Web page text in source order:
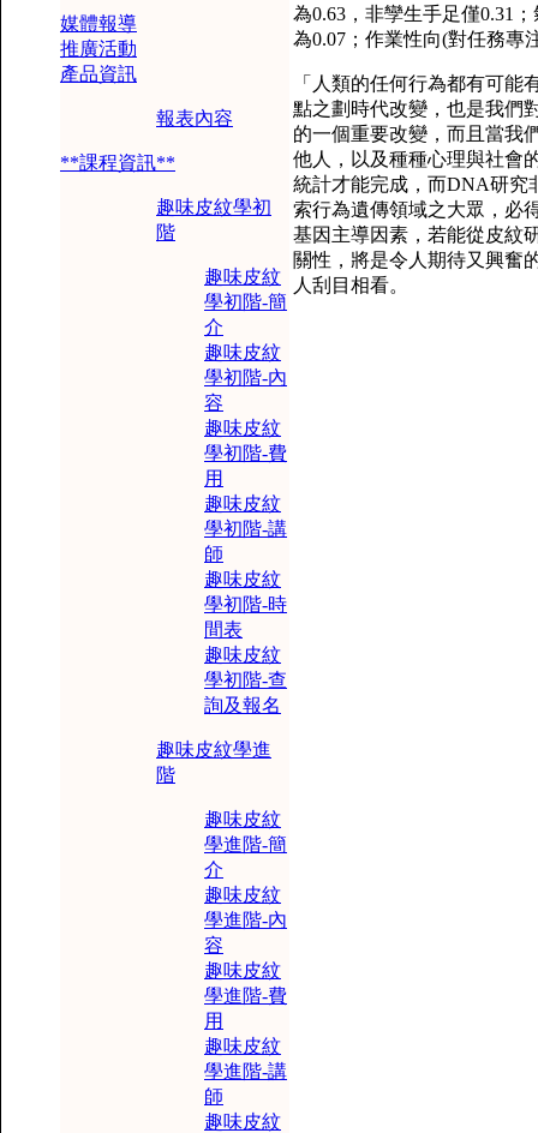
媒體報導
推廣活動
產品資訊
報表內容
**課程資訊**
趣味皮紋學初
階
趣味皮紋
學初階-簡
介
趣味皮紋
學初階-內
容
趣味皮紋
學初階-費
用
趣味皮紋
學初階-講
師
趣味皮紋
學初階-時
間表
趣味皮紋
學初階-查
詢及報名
趣味皮紋學進
階
趣味皮紋
學進階-簡
介
趣味皮紋
學進階-內
容
趣味皮紋
學進階-費
用
趣味皮紋
學進階-講
師
趣味皮紋
為0.63，非孿生手足僅0.31
為0.07；作業性向(對任務專
「人類的任何行為都有可
點之劃時代改變，也是我們
的一個重要改變，而且當我
他人，以及種種心理與社會
統計才能完成，而DNA研究
索行為遺傳領域之大眾，必
基因主導因素，若能從皮紋
關性，將是令人期待又興奮
人刮目相看。